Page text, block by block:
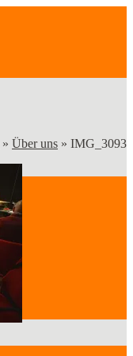
» Über uns » IMG_3093